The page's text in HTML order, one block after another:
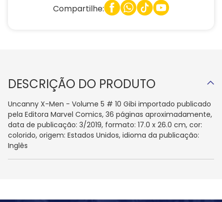
Compartilhe:
DESCRIÇÃO DO PRODUTO
Uncanny X-Men - Volume 5 # 10 Gibi importado publicado
pela Editora Marvel Comics, 36 páginas aproximadamente,
data de publicação: 3/2019, formato: 17.0 x 26.0 cm, cor:
colorido, origem: Estados Unidos, idioma da publicação:
Inglês